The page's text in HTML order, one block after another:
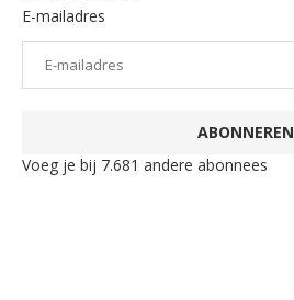
E-mailadres
ABONNEREN
Voeg je bij 7.681 andere abonnees